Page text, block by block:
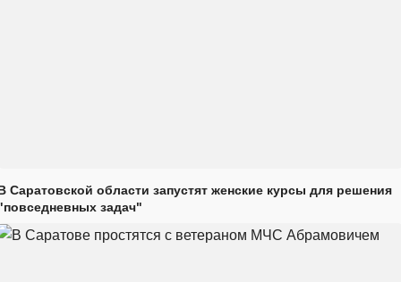
Саратовской области запустят женские курсы для решения
задач"